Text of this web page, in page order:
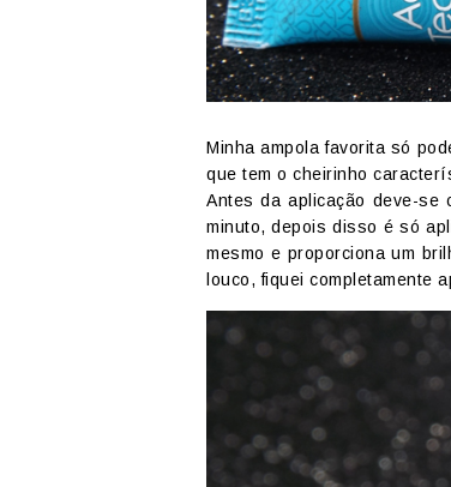
Minha ampola favorita só
que tem o cheirinho
Antes da aplicação deve-se
minuto, depois disso é só
mesmo e proporciona um
louco, fiquei completamente